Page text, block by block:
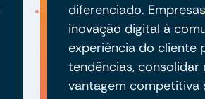
diferenciado.
inovação digital à
experiência do cliente
tendências,
vantagem competitiva